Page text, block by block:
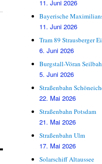
11. Juni 2026
Bayerische
11. Juni 2026
Tram 89 Strausberger
6. Juni 2026
Burgstall-Vöran
5. Juni 2026
Straßenbahn
22. Mai 2026
Straßenbahn Potsdam
21. Mai 2026
Straßenbahn Ulm
17. Mai 2026
Solarschiff Altaussee